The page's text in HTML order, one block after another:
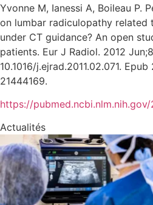
Yvonne M, Ianessi A, Boileau P.
on lumbar radiculopathy related
under CT guidance? An open
patients. Eur J Radiol. 2012
10.1016/j.ejrad.2011.02.071. Epub
21444169.
https://
Actualités